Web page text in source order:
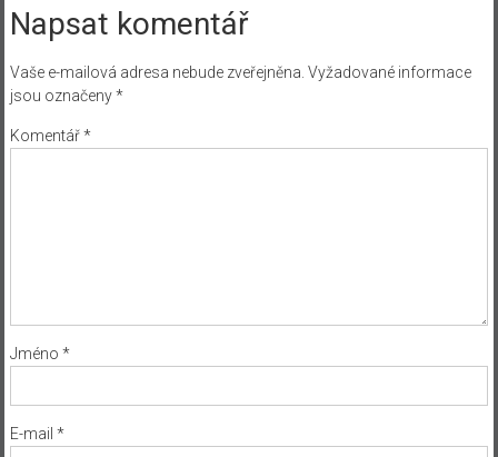
Napsat komentář
Vaše e-mailová adresa nebude zveřejněna. Vyžadované informace
jsou označeny*
Komentář*
Jméno *
E-mail *